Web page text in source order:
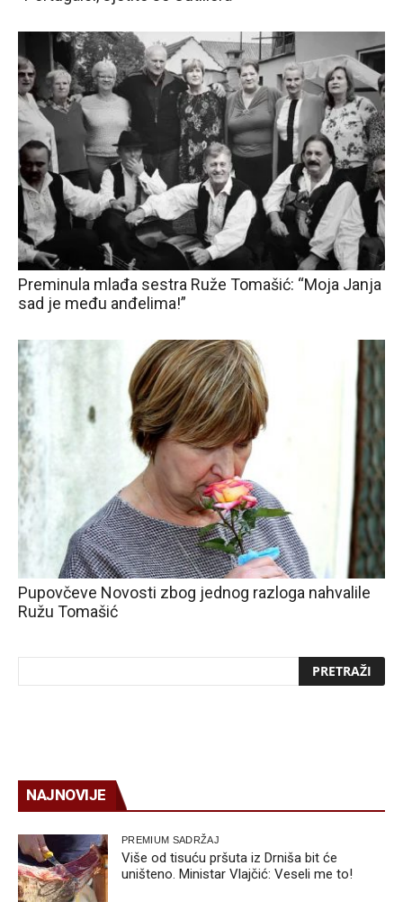
Preminula mlađa sestra Ruže Tomašić: “Moja Janja
sad je među anđelima!”
Pupovčeve Novosti zbog jednog razloga nahvalile
Ružu Tomašić
NAJNOVIJE
PREMIUM SADRŽAJ
Više od tisuću pršuta iz Drniša bit će
uništeno. Ministar Vlajčić: Veseli me to!